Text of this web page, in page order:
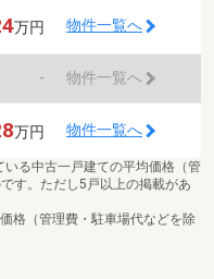
万円 物件一覧へ
- 物件一覧へ
万円 物件一覧へ
る中古一戸建ての平均価格（管
す。ただし5戸以上の掲載があ
格（管理費・駐車場代などを除